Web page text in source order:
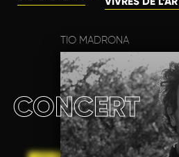
TIO MADRONA
CONCERT